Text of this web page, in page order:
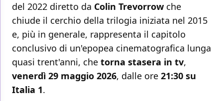
del 2022 diretto da Colin Trevorrow che
chiude il cerchio della trilogia iniziata nel 2015
e, più in generale, rappresenta il capitolo
conclusivo di un'epopea cinematografica lunga
quasi trent'anni, che torna stasera in tv,
venerdì 29 maggio 2026, dalle ore 21:30 su
Italia 1.